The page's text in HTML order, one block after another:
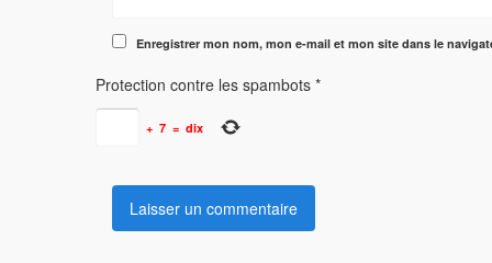
Enregistrer mon nom, mon e-mail et mon site dans le
Protection contre les spambots *
+ 7 = dix